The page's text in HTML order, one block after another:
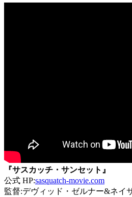
『サスカッチ・サンセット』
公式 HP:sasquatch-movie.com
監督:デヴィッド・ゼルナー&ネイ